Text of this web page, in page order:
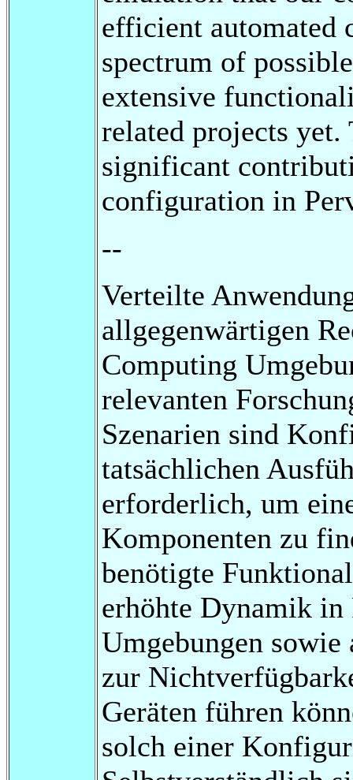
efficient automated
spectrum of
extensive
related projects
significant
configuration in
--
Verteilte
allgegenwärtigen
Computing
relevanten
Szenarien sind
tatsächlichen
erforderlich, um
Komponenten zu
benötigte
erhöhte Dynamik in
Umgebungen
zur
Geräten führen
solch einer